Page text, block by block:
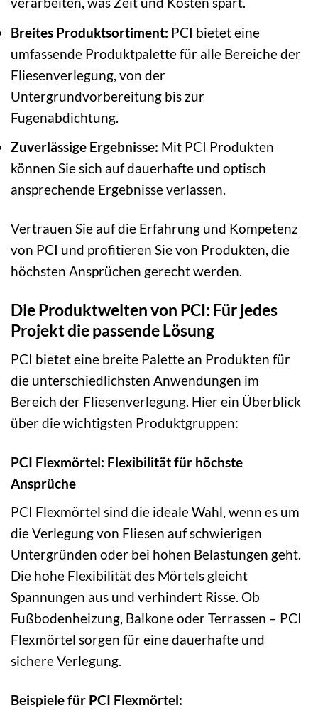
Breites Produktsortiment: PCI bietet eine
umfassende Produktpalette für alle Bereiche der
Fliesenverlegung, von der
Untergrundvorbereitung bis zur
Fugenabdichtung.
Zuverlässige Ergebnisse: Mit PCI Produkten
können Sie sich auf dauerhafte und optisch
ansprechende Ergebnisse verlassen.
Vertrauen Sie auf die Erfahrung und Kompetenz
von PCI und profitieren Sie von Produkten, die
höchsten Ansprüchen gerecht werden.
Die Produktwelten von PCI: Für jedes
Projekt die passende Lösung
PCI bietet eine breite Palette an Produkten für
die unterschiedlichsten Anwendungen im
Bereich der Fliesenverlegung. Hier ein Überblick
über die wichtigsten Produktgruppen:
PCI Flexmörtel: Flexibilität für höchste
Ansprüche
PCI Flexmörtel sind die ideale Wahl, wenn es um
die Verlegung von Fliesen auf schwierigen
Untergründen oder bei hohen Belastungen geht.
Die hohe Flexibilität des Mörtels gleicht
Spannungen aus und verhindert Risse. Ob
Fußbodenheizung, Balkone oder Terrassen – PCI
Flexmörtel sorgen für eine dauerhafte und
sichere Verlegung.
Beispiele für PCI Flexmörtel: